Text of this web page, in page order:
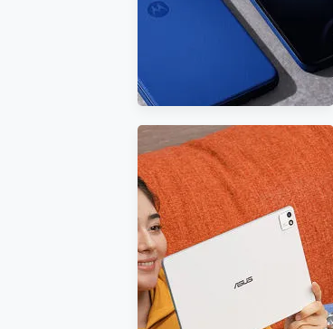
Motorola edge 70 pro 及
moto g37 power上市，登錄
在送飛利浦氣炸鍋